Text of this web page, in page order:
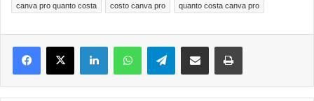
canva pro quanto costa costo canva pro quanto costa canva pro
LinkedInWhatsAppTelegramCondividi via email Stampa